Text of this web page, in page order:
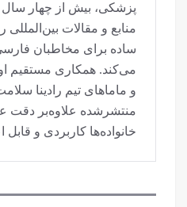
پزشکی، بیش از چهار سال
منابع و مقالات
ساده برای مخاطبان
می‌کند. همکاری مستقیم
و ماماهای تیم رادینا
منتشرشده علاوه‌بر دقت
خانواده‌ها کاربردی و قابل